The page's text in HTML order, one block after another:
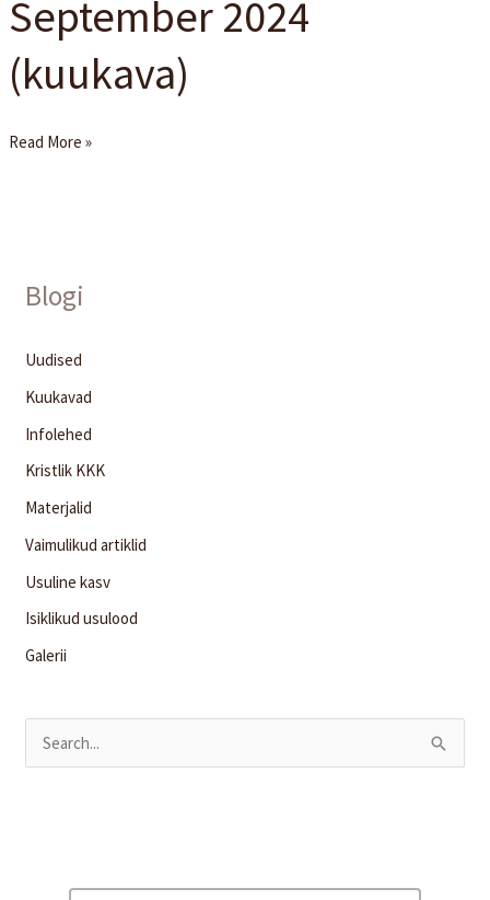
September 2024
(kuukava)
2024
(kuukava)
Read More »
Blogi
Uudised
Kuukavad
Infolehed
Kristlik KKK
Materjalid
Vaimulikud artiklid
Usuline kasv
Isiklikud usulood
Galerii